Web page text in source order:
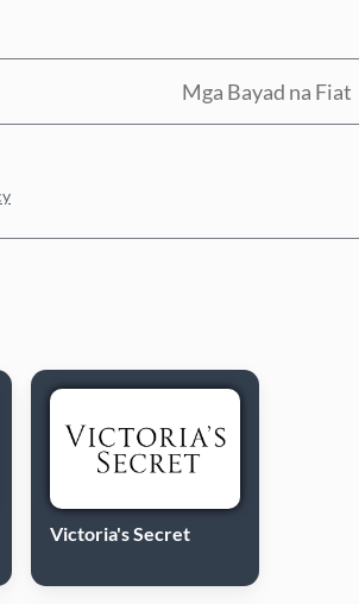
Mga Bayad na Fiat
Victoria's Secret